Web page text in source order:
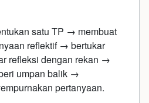
satu TP → membuat
reflektif → bertukar
refleksi dengan rekan →
umpan balik →
pertanyaan.